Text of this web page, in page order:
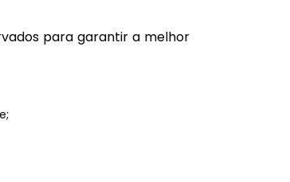
para garantir a melhor